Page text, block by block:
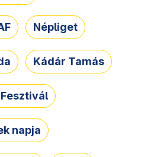
Népliget
Kádár Tamás
napja